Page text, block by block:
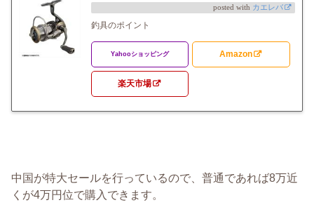
posted with カエレバ
釣具のポイント
Yahooショッピング Amazon
楽天市場
中国が特大セールを行っているので、普通であれば8万近
くが4万円位で購入できます。